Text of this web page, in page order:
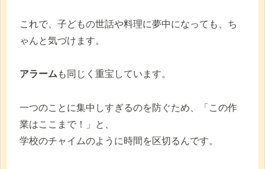
これで、子どもの世話や料理に夢中になっても、ち
ゃんと気づけます。
アラームも同じく重宝しています。
一つのことに集中しすぎるのを防ぐため、「この作
業はここまで！」と、
学校のチャイムのように時間を区切るんです。